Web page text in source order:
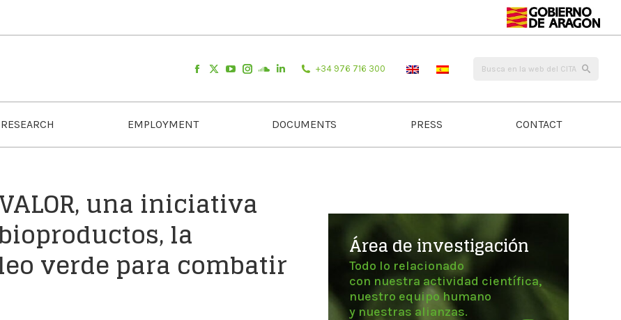
+34 976 716 300
RESEARCH EMPLOYMENT DOCUMENTS PRESS CONTACT
una iniciativa
la
verde para combatir Área de investigación
Todo lo relacionado
con nuestra actividad científica,
nuestro equipo humano
y nuestras alianzas.